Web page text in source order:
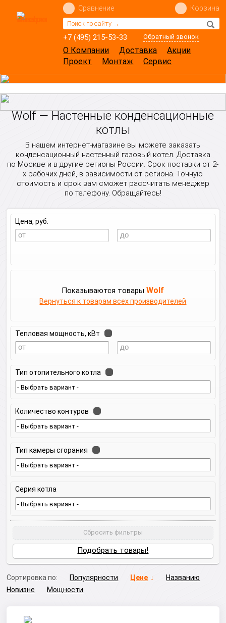
+7 (495) 215-53-33 Обратный звонок
Сравнение Корзина
О Компании Доставка
Акции
Проект
Монтаж Сервис
Wolf — Настенные конденсационные
котлы
В нашем интернет-магазине вы можете заказать
конденсационный настенный газовый котел. Доставка
по Москве и в другие регионы России. Срок поставки от 2-
х рабочих дней, в зависимости от региона. Точную
стоимость и срок вам сможет рассчитать менеджер
по телефону. Обращайтесь!
Цена, руб.
Показываются товарыWolf
Вернуться к товарам всех производителей
Тепловая мощность, кВт
Тип отопительного котла
Количество контуров
Тип камеры сгорания
Серия котла
Подобрать товары!
Сбросить фильтры
Сортировка по: Популярности Цене
Названию
Новизне
Мощности